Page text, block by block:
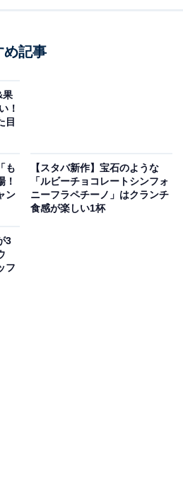
セン1本を並べてみると……
の差があるようですが、筆者
め記事
果
！
目
も
！
ン
【スタバ新作】宝石のような
「ルビーチョコレートシンフォ
ニーフラペチーノ」はクランチ
食感が楽しい1杯
3
フ